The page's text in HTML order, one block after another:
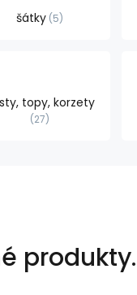
šátky 5
topy, korzety
27
produkty.